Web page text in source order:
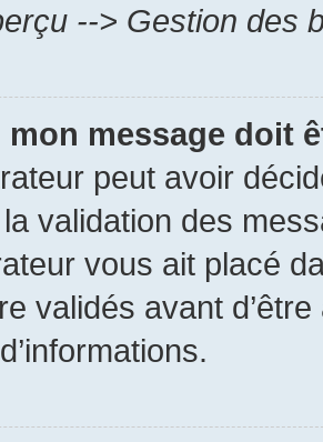
--> Gestion des
message doit
peut avoir
validation des
vous ait placé
validés avant